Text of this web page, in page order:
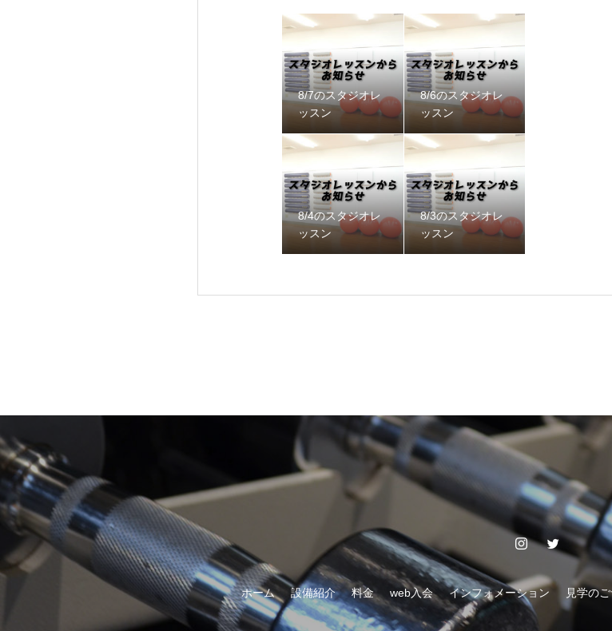
8/7のスタジオレ
ッスン
8/6のスタジオレ
ッスン
8/4のスタジオレ
ッスン
8/3のスタジオレ
ッスン
ホーム 設備紹介 料金 web入会 インフォメーション 見学の